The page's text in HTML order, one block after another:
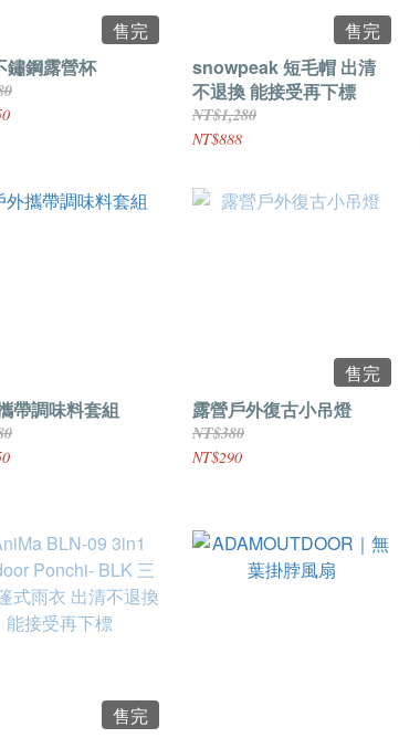
售完
鏽鋼露營杯
售完
snowpeak 短毛帽 出清
不退換 能接受再下標
NT$1,280
NT$888
帶調味料套組
售完
露營戶外復古小吊燈
NT$380
NT$290
售完